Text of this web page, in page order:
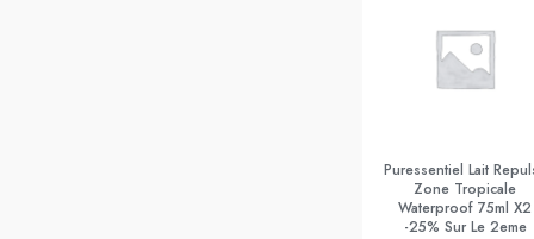
Puressentiel Lait
Zone Tropicale
Waterproof 75ml X2
-25% Sur Le 2eme